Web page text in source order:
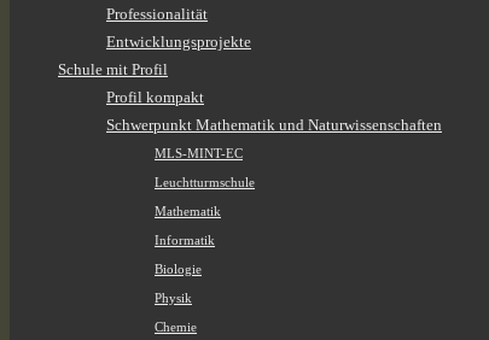
Professionalität
Entwicklungsprojekte
Schule mit Profil
Profil kompakt
Schwerpunkt Mathematik und Naturwissenschaften
MLS-MINT-EC
Leuchtturmschule
Mathematik
Informatik
Biologie
Physik
Chemie